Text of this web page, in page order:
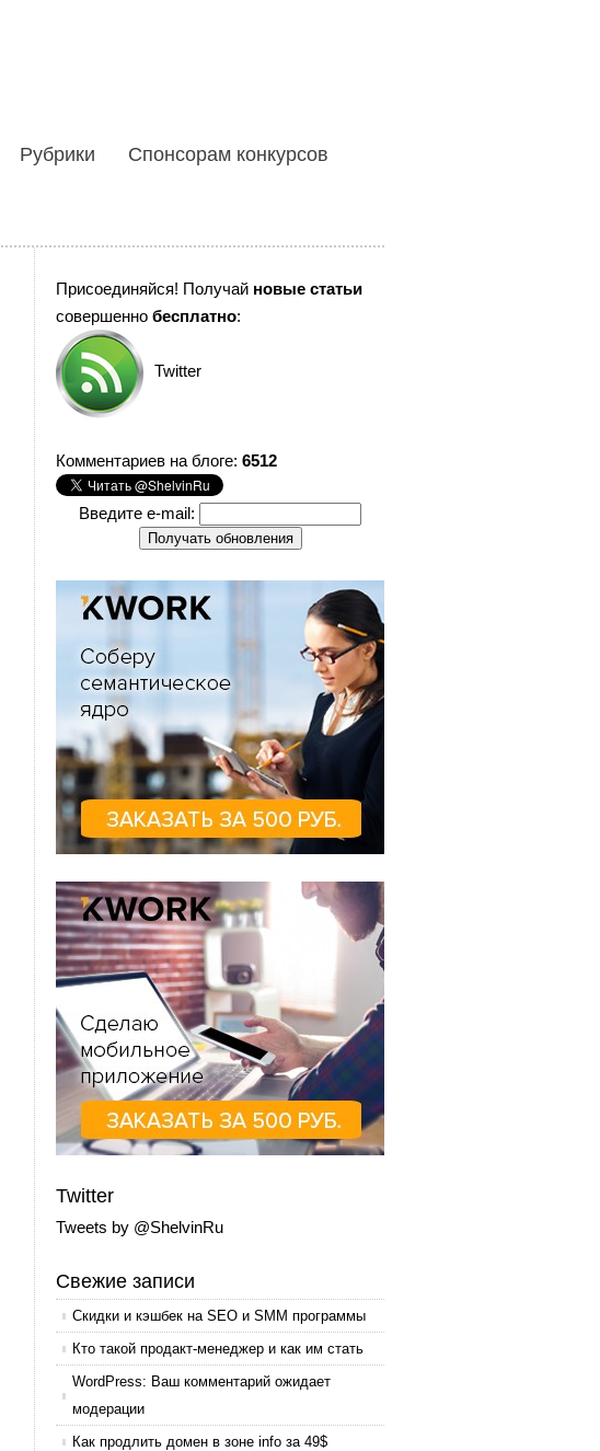
Рубрики Спонсорам конкурсов
Присоединяйся! Получай новые статьи
совершенно бесплатно:
Twitter
Комментариев на блоге: 6512
Введите e-mail:
Twitter
Tweets by @ShelvinRu
Свежие записи
Скидки и кэшбек на SEO и SMM программы
Кто такой продакт-менеджер и как им стать
WordPress: Ваш комментарий ожидает
модерации
Как продлить домен в зоне info за 49$